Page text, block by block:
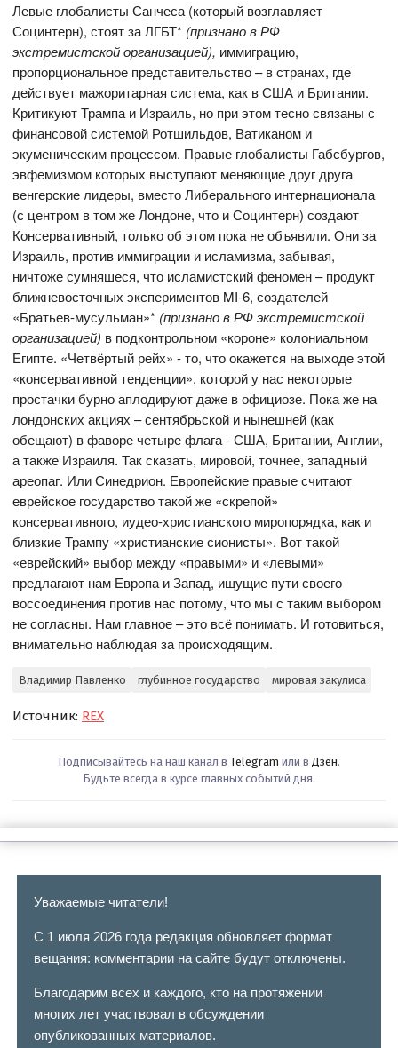
Левые глобалисты Санчеса (который возглавляет
Социнтерн), стоят за ЛГБТ* (признано в РФ
экстремистской организацией), иммиграцию,
пропорциональное представительство – в странах, где
действует мажоритарная система, как в США и Британии.
Критикуют Трампа и Израиль, но при этом тесно связаны с
финансовой системой Ротшильдов, Ватиканом и
экуменическим процессом. Правые глобалисты Габсбургов,
эвфемизмом которых выступают меняющие друг друга
венгерские лидеры, вместо Либерального интернационала
(с центром в том же Лондоне, что и Социнтерн) создают
Консервативный, только об этом пока не объявили. Они за
Израиль, против иммиграции и исламизма, забывая,
ничтоже сумняшеся, что исламистский феномен – продукт
ближневосточных экспериментов MI-6, создателей
«Братьев-мусульман»* (признано в РФ экстремистской
организацией) в подконтрольном «короне» колониальном
Египте. «Четвёртый рейх» - то, что окажется на выходе этой
«консервативной тенденции», которой у нас некоторые
простачки бурно аплодируют даже в официозе. Пока же на
лондонских акциях – сентябрьской и нынешней (как
обещают) в фаворе четыре флага - США, Британии, Англии,
а также Израиля. Так сказать, мировой, точнее, западный
ареопаг. Или Синедрион. Европейские правые считают
еврейское государство такой же «скрепой»
консервативного, иудео-христианского миропорядка, как и
близкие Трампу «христианские сионисты». Вот такой
«еврейский» выбор между «правыми» и «левыми»
предлагают нам Европа и Запад, ищущие пути своего
воссоединения против нас потому, что мы с таким выбором
не согласны. Нам главное – это всё понимать. И готовиться,
внимательно наблюдая за происходящим.
Владимир Павленко глубинное государство мировая закулиса
Источник: REX
Подписывайтесь на наш канал в Telegram или в Дзен.
Будьте всегда в курсе главных событий дня.
Уважаемые читатели!
С 1 июля 2026 года редакция обновляет формат
вещания: комментарии на сайте будут отключены.
Благодарим всех и каждого, кто на протяжении
многих лет участвовал в обсуждении
опубликованных материалов.